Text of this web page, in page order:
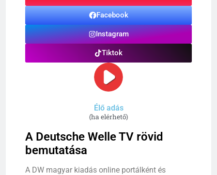
Facebook
Instagram
Tiktok
Élő adás
(ha elérhető)
A Deutsche Welle TV rövid
bemutatása
A DW magyar kiadás online portálként és